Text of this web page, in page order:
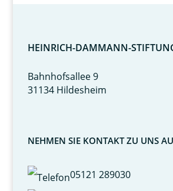
HEINRICH-DAMMANN-
Bahnhofsallee 9
31134 Hildesheim
NEHMEN SIE KONTAKT ZU UNS
05121 289030